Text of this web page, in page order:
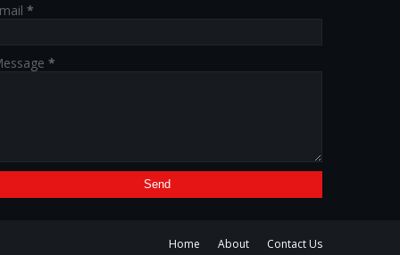
*
*
Home About Contact Us